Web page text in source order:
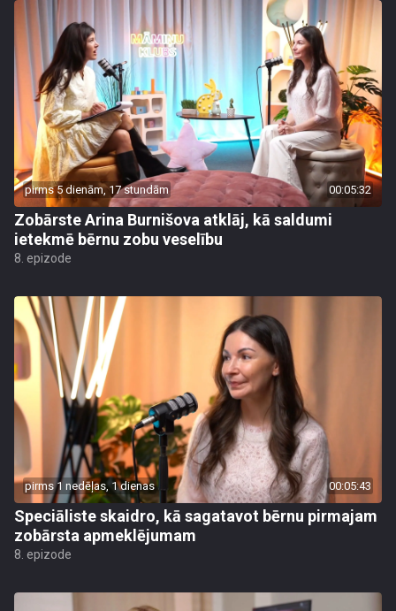
pirms 5 dienām, 17 stundām 00:05:32
Zobārste Arina Burnišova atklāj, kā saldumi
ietekmē bērnu zobu veselību
8. epizode
pirms 1 nedēļas, 1 dienas 00:05:43
Speciāliste skaidro, kā sagatavot bērnu pirmajam
zobārsta apmeklējumam
8. epizode